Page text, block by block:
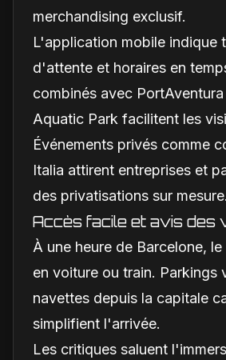
merchandising exclusif.
L'application mobile indique
d'attente et horaires en
combinés avec
Aquatic Park facilitent les
Événements privés comme
Italia attirent entreprises et
des privatisations sur mesure.
Accès facile et avis des
À une heure de Barcelone,
en voiture ou train. Parkings
navettes depuis la capitale
simplifient l'arrivée.
Les critiques saluent